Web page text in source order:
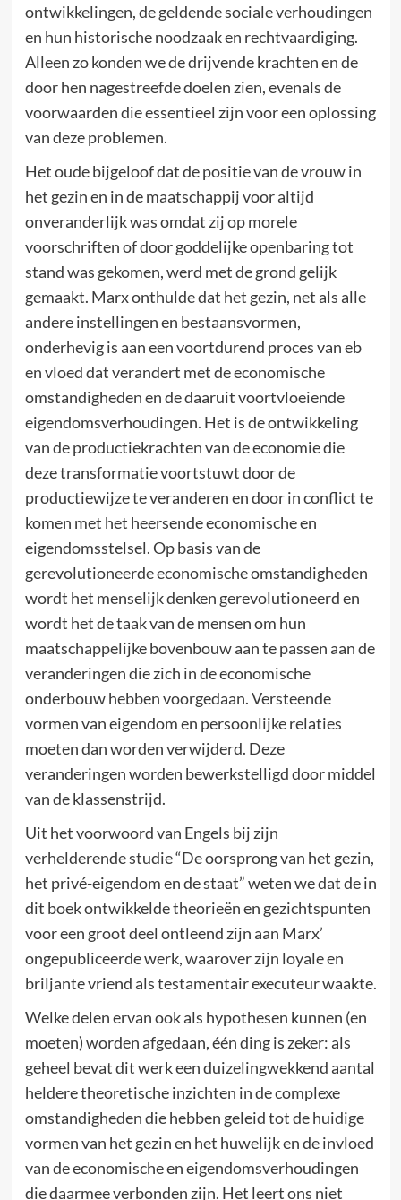
ontwikkelingen, de geldende sociale verhoudingen
en hun historische noodzaak en rechtvaardiging.
Alleen zo konden we de drijvende krachten en de
door hen nagestreefde doelen zien, evenals de
voorwaarden die essentieel zijn voor een oplossing
van deze problemen.
Het oude bijgeloof dat de positie van de vrouw in
het gezin en in de maatschappij voor altijd
onveranderlijk was omdat zij op morele
voorschriften of door goddelijke openbaring tot
stand was gekomen, werd met de grond gelijk
gemaakt. Marx onthulde dat het gezin, net als alle
andere instellingen en bestaansvormen,
onderhevig is aan een voortdurend proces van eb
en vloed dat verandert met de economische
omstandigheden en de daaruit voortvloeiende
eigendomsverhoudingen. Het is de ontwikkeling
van de productiekrachten van de economie die
deze transformatie voortstuwt door de
productiewijze te veranderen en door in conflict te
komen met het heersende economische en
eigendomsstelsel. Op basis van de
gerevolutioneerde economische omstandigheden
wordt het menselijk denken gerevolutioneerd en
wordt het de taak van de mensen om hun
maatschappelijke bovenbouw aan te passen aan de
veranderingen die zich in de economische
onderbouw hebben voorgedaan. Versteende
vormen van eigendom en persoonlijke relaties
moeten dan worden verwijderd. Deze
veranderingen worden bewerkstelligd door middel
van de klassenstrijd.
Uit het voorwoord van Engels bij zijn
verhelderende studie “De oorsprong van het gezin,
het privé-eigendom en de staat” weten we dat de in
dit boek ontwikkelde theorieën en gezichtspunten
voor een groot deel ontleend zijn aan Marx’
ongepubliceerde werk, waarover zijn loyale en
briljante vriend als testamentair executeur waakte.
Welke delen ervan ook als hypothesen kunnen (en
moeten) worden afgedaan, één ding is zeker: als
geheel bevat dit werk een duizelingwekkend aantal
heldere theoretische inzichten in de complexe
omstandigheden die hebben geleid tot de huidige
vormen van het gezin en het huwelijk en de invloed
van de economische en eigendomsverhoudingen
die daarmee verbonden zijn. Het leert ons niet